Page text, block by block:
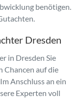
benötigen.
Dresden
in Dresden Sie
Chancen auf die
Anschluss an ein
Experten voll